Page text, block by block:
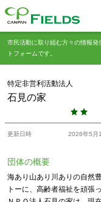
市民活動に取り組む方々の情報
トフォームです。
特定非営利活動法人
石見の家
更新日時 2026年5月
団体の概要
海あり山あり川ありの自然
トーに、高齢者福祉を頑張